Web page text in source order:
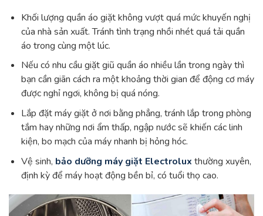
Khối lượng quần áo giặt không vượt quá mức khuyến nghị
của nhà sản xuất. Tránh tình trạng nhồi nhét quá tải quần
áo trong cùng một lúc.
Nếu có nhu cầu giặt giũ quần áo nhiều lần trong ngày thì
bạn cần giãn cách ra một khoảng thời gian để động cơ máy
được nghỉ ngơi, không bị quá nóng.
Lắp đặt máy giặt ở nơi bằng phẳng, tránh lắp trong phòng
tắm hay những nơi ẩm thấp, ngập nước sẽ khiến các linh
kiện, bo mạch của máy nhanh bị hỏng hóc.
Vệ sinh, bảo dưỡng máy giặt Electrolux thường xuyên,
định kỳ để máy hoạt động bền bỉ, có tuổi thọ cao.